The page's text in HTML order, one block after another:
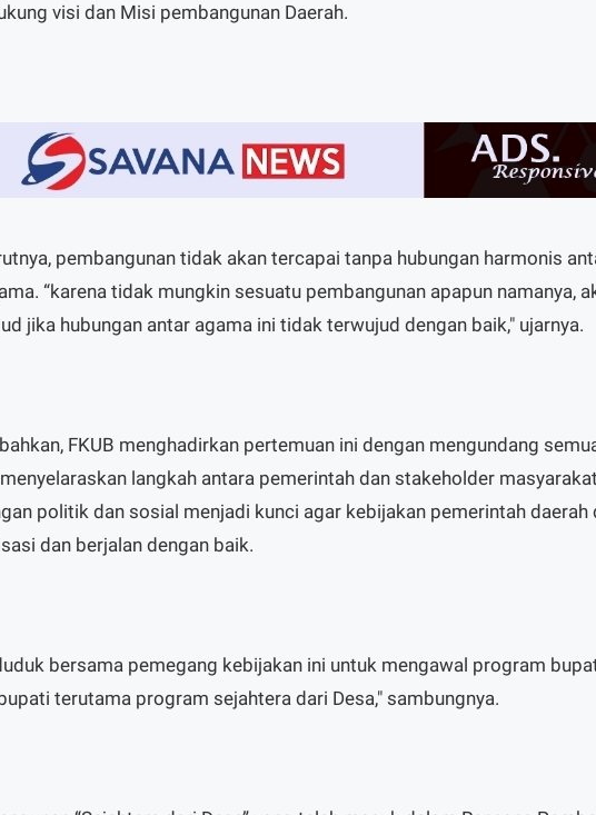
visi dan Misi pembangunan Daerah.
pembangunan tidak akan tercapai tanpa hubungan harmonis
“karena tidak mungkin sesuatu pembangunan apapun namanya,
jika hubungan antar agama ini tidak terwujud dengan baik," ujarnya.
FKUB menghadirkan pertemuan ini dengan mengundang
langkah antara pemerintah dan stakeholder
politik dan sosial menjadi kunci agar kebijakan pemerintah daerah
dan berjalan dengan baik.
bersama pemegang kebijakan ini untuk mengawal program
terutama program sejahtera dari Desa," sambungnya.